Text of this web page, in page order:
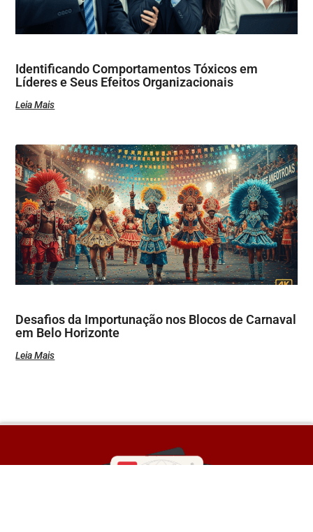
Identificando Comportamentos Tóxicos em
Líderes e Seus Efeitos Organizacionais
Leia Mais
Desafios da Importunação nos Blocos de Carnaval
em Belo Horizonte
Leia Mais